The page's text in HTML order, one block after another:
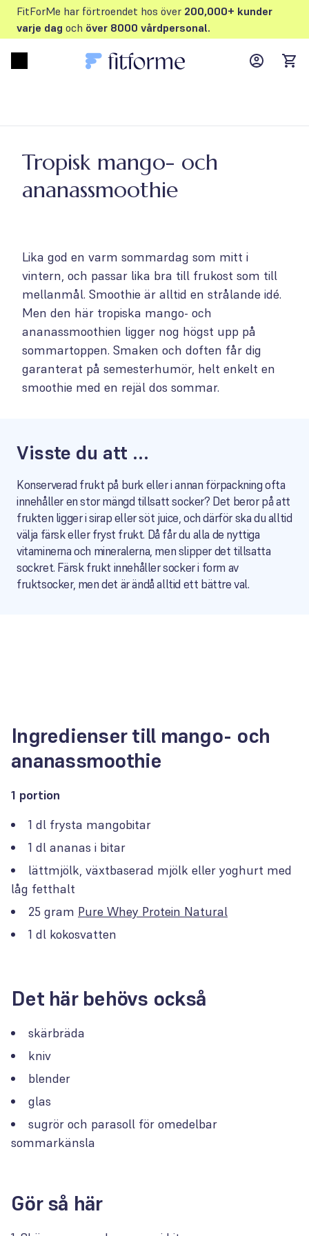
FitForMe har förtroendet hos över 200,000+ kunder
varje dag och över 8000 vårdpersonal.
MyFFM
Tropisk mango- och
ananassmoothie
Lika god en varm sommardag som mitt i
vintern, och passar lika bra till frukost som till
mellanmål. Smoothie är alltid en strålande idé.
Men den här tropiska mango- och
ananassmoothien ligger nog högst upp på
sommartoppen. Smaken och doften får dig
garanterat på semesterhumör, helt enkelt en
smoothie med en rejäl dos sommar.
Visste du att ...
Konserverad frukt på burk eller i annan förpackning ofta
innehåller en stor mängd tillsatt socker? Det beror på att
frukten ligger i sirap eller söt juice, och därför ska du alltid
välja färsk eller fryst frukt. Då får du alla de nyttiga
vitaminerna och mineralerna, men slipper det tillsatta
sockret. Färsk frukt innehåller socker i form av
fruktsocker, men det är ändå alltid ett bättre val.
Ingredienser till mango- och
ananassmoothie
1 portion
1 dl frysta mangobitar
1 dl ananas i bitar
lättmjölk, växtbaserad mjölk eller yoghurt med
låg fetthalt
25 gram Pure Whey Protein Natural
1 dl kokosvatten
Det här behövs också
skärbräda
kniv
blender
glas
sugrör och parasoll för omedelbar
sommarkänsla
Gör så här